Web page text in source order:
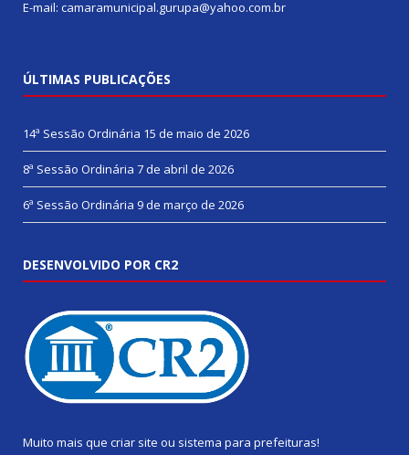
E-mail: camaramunicipal.gurupa@yahoo.com.br
ÚLTIMAS PUBLICAÇÕES
14ª Sessão Ordinária 15 de maio de 2026
8ª Sessão Ordinária 7 de abril de 2026
6ª Sessão Ordinária 9 de março de 2026
DESENVOLVIDO POR CR2
Muito mais que criar site ou sistema para prefeituras!